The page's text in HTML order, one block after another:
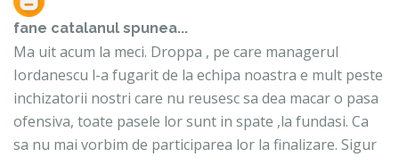
fane catalanul spunea...
Ma uit acum la meci. Droppa , pe care managerul
Iordanescu l-a fugarit de la echipa noastra e mult peste
inchizatorii nostri care nu reusesc sa dea macar o pasa
ofensiva, toate pasele lor sunt in spate ,la fundasi. Ca
sa nu mai vorbim de participarea lor la finalizare. Sigur